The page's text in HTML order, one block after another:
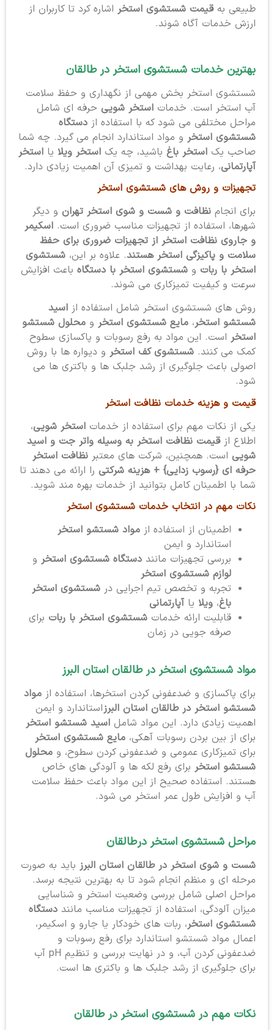
طبیعی به قیمت شستشوی استخراشاره کرد تا کاربران از
ارزش خدمات آگاه شوند.
بهترین خدمات شستشوی استخر در طالقان
شستشوی استخر بخش مهمی از نگهداری و حفظ سلامت
آب استخر است. خدمات استخر شوییحرفه ای شامل
مراحل مختلفی می شود که با استفاده از دستگاه
شستشوی استخرو مواد استاندارد انجام می گیرد. چه شما
صاحب یک استخر باغباشید، چه یک استخر ویلایا استخر
آپارتمانی، رعایت بهداشت و تمیزی آن اهمیت زیادی دارد.
تجهیزات و روش های شستشوی استخر
برای انجام نظافت و شست و شوی استخر تهرانو دیگر
شهرها، استفاده از تجهیزات مناسب ضروری است. اسکیمر
و جاروی نظافت استخر از تجهیزات ضروری برای حفظ
سلامت و پاکیزگی استخر هستند. علاوه بر این، شستشوی
استخر با رباتو شستشوی استخر با دستگاهباعث افزایش
سرعت و کیفیت تمیزکاری می شوند.
روش های شستشوی استخر شامل استفاده از اسید
شستشو استخر، مایع شستشوی استخرو محلول شستشو
استخراست. این مواد به رفع رسوبات و پاکسازی سطوح
کمک می کنند. شستشوی کف استخرو دیواره ها با روش
اصولی باعث جلوگیری از رشد جلبک ها و باکتری ها می
شود.
قیمت و هزینه خدمات نظافت استخر
یکی از نکات مهم برای استفاده از خدمات استخر شویی،
اطلاع از قیمت نظافت استخر به وسیله واتر جت و اسید
شوییاست. همچنین، شرکت های معتبر نظافت استخر
حرفه ای {رسوب زدایی} + هزینه شرکتیرا ارائه می دهند تا
شما با اطمینان کامل بتوانید از خدمات بهره مند شوید.
نکات مهم در انتخاب خدمات شستشوی استخر
اطمینان از استفاده از مواد شستشو استخر
استاندارد و ایمن
بررسی تجهیزات مانند دستگاه شستشوی استخرو
لوازم شستشوی استخر
تجربه و تخصص تیم اجرایی در شستشوی استخر
باغ، ویلایا آپارتمانی
قابلیت ارائه خدمات شستشوی استخر با رباتبرای
صرفه جویی در زمان
مواد شستشوی استخر در طالقان استان البرز
برای پاکسازی و ضدعفونی کردن استخرها، استفاده از مواد
شستشو استخر در طالقان استان البرزاستاندارد و ایمن
اهمیت زیادی دارد. این مواد شامل اسید شستشو استخر
برای از بین بردن رسوبات آهکی، مایع شستشوی استخر
برای تمیزکاری عمومی و ضدعفونی کردن سطوح، و محلول
شستشو استخربرای رفع لکه ها و آلودگی های خاص
هستند. استفاده صحیح از این مواد باعث حفظ سلامت
آب و افزایش طول عمر استخر می شود.
مراحل شستشوی استخر درطالقان
شست و شوی استخر در طالقان استان البرزباید به صورت
مرحله ای و منظم انجام شود تا به بهترین نتیجه برسد.
مراحل اصلی شامل بررسی وضعیت استخر و شناسایی
میزان آلودگی، استفاده از تجهیزات مناسب مانند دستگاه
شستشوی استخر، ربات های خودکار یا جارو و اسکیمر،
اعمال مواد شستشو استاندارد برای رفع رسوبات و
ضدعفونی کردن آب، و در نهایت بررسی و تنظیم pH آب
برای جلوگیری از رشد جلبک ها و باکتری ها است.
نکات مهم در شستشوی استخر در طالقان